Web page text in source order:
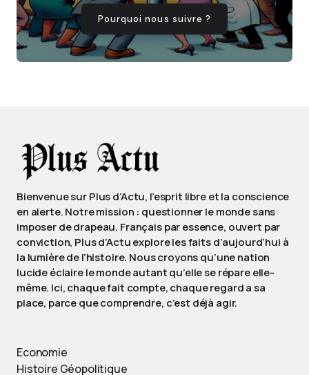
Pourquoi nous suivre ?
Bienvenue sur Plus d’Actu, l’esprit libre et la conscience
en alerte. Notre mission : questionner le monde sans
imposer de drapeau. Français par essence, ouvert par
conviction, Plus d’Actu explore les faits d’aujourd’hui à
la lumière de l’histoire. Nous croyons qu’une nation
lucide éclaire le monde autant qu’elle se répare elle-
même. Ici, chaque fait compte, chaque regard a sa
place, parce que comprendre, c’est déjà agir.
Economie
Histoire Géopolitique